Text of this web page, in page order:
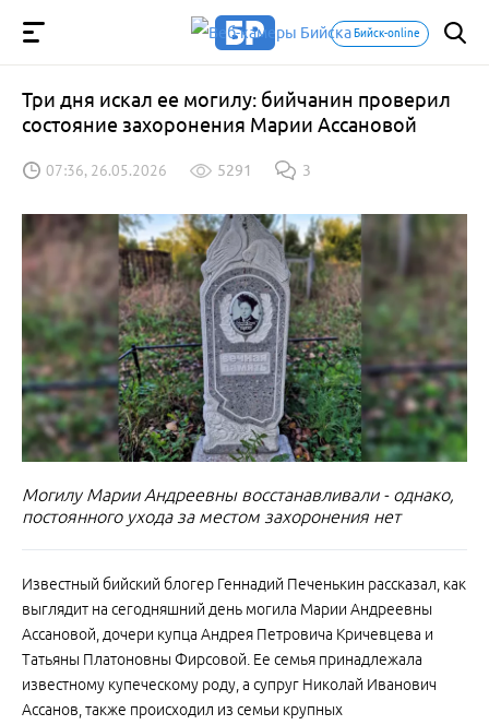
Бийск-online
Три дня искал ее могилу: бийчанин проверил
состояние захоронения Марии Ассановой
07:36, 26.05.2026 5291 3
Могилу Марии Андреевны восстанавливали - однако,
постоянного ухода за местом захоронения нет
Известный бийский блогер Геннадий Печенькин рассказал, как
выглядит на сегодняшний день могила Марии Андреевны
Ассановой, дочери купца Андрея Петровича Кричевцева и
Татьяны Платоновны Фирсовой. Ее семья принадлежала
известному купеческому роду, а супруг Николай Иванович
Ассанов, также происходил из семьи крупных